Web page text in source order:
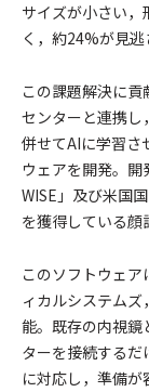
サイズが小さい，
く，約24%が見逃
この課題解決に
センターと連携し
併せてAIに学習さ
ウェアを開発。
WISE」及び米国
を獲得している顔
このソフトウェ
ィカルシステムズ
能。既存の内視鏡
ターを接続する
に対応し，準備